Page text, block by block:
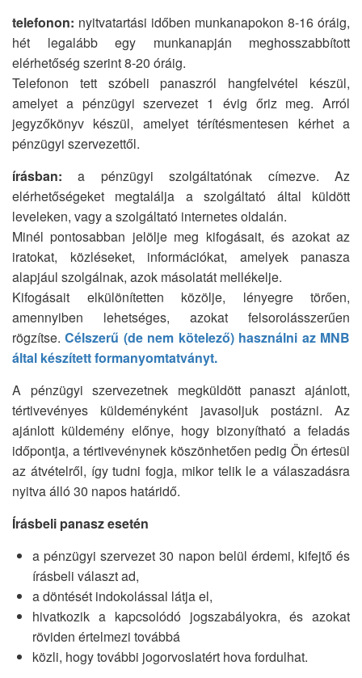
telefonon: nyitvatartási időben munkanapokon 8-16 óráig,
hét legalább egy munkanapján meghosszabbított
elérhetőség szerint 8-20 óráig.
Telefonon tett szóbeli panaszról hangfelvétel készül,
amelyet a pénzügyi szervezet 1 évig őriz meg. Arról
jegyzőkönyv készül, amelyet térítésmentesen kérhet a
pénzügyi szervezettől.
írásban: a pénzügyi szolgáltatónak címezve. Az
elérhetőségeket megtalálja a szolgáltató által küldött
leveleken, vagy a szolgáltató internetes oldalán.
Minél pontosabban jelölje meg kifogásait, és azokat az
iratokat, közléseket, információkat, amelyek panasza
alapjául szolgálnak, azok másolatát mellékelje.
Kifogásait elkülönítetten közölje, lényegre törően,
amennyiben lehetséges, azokat felsorolásszerűen
rögzítse.Célszerű (de nem kötelező) használni az MNB
által készített formanyomtatványt.
A pénzügyi szervezetnek megküldött panaszt ajánlott,
tértivevényes küldeményként javasoljuk postázni. Az
ajánlott küldemény előnye, hogy bizonyítható a feladás
időpontja, a tértivevénynek köszönhetően pedig Ön értesül
az átvételről, így tudni fogja, mikor telik le a válaszadásra
nyitva álló 30 napos határidő.
Írásbeli panasz esetén
a pénzügyi szervezet 30 napon belül érdemi, kifejtő és
írásbeli választ ad,
a döntését indokolással látja el,
hivatkozik a kapcsolódó jogszabályokra, és azokat
röviden értelmezi továbbá
közli, hogy további jogorvoslatért hova fordulhat.